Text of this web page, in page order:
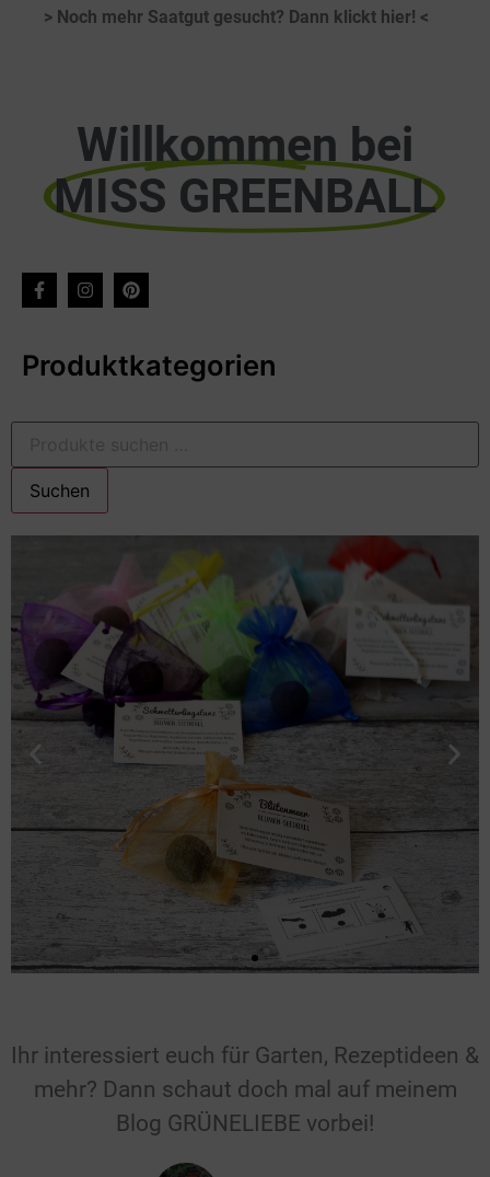
> Noch mehr Saatgut gesucht? Dann klickt hier! <
Willkommen bei
MISS GREENBALL
Produktkategorien
Suchen
Feiern
Gastgeschenk für die Hochzeit, den
Geburtstag, die Taufe oder einen
Ihr interessiert euch für Garten, Rezeptideen &
mehr? Dann schaut doch mal auf meinem
Blog GRÜNELIEBE vorbei!